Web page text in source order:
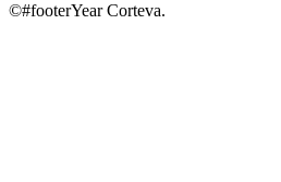
©#footerYear Corteva.